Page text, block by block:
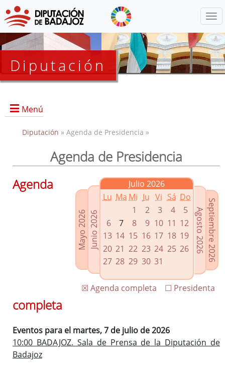
Diputación
Menú
Presidencia
Grupos Políticos
Enlaces relacionados
Agenda de Presidencia
Plenos provinciales y Juntas de gobierno
Oficina de Proyectos Europeos
Diputación » Agenda de Presidencia »
Agenda de Presidencia
Mayo 2026Junio 2026
Julio 2026
Lu Ma Mi Ju Vi Sá Do
1
2 3 4
5
6
7 8 9 10 11 12
13 14 15 16 17 18 19
20 21 22 23 24 25 26
27 28 29 30 31 Septiembre 2026
Agosto 2026
☐ Presidenta
☒ Agenda completa
Agenda
completa
Eventos para el martes, 7 de julio de 2026
10:00 BADAJOZ. Sala de Prensa de la Diputación de
Badajoz